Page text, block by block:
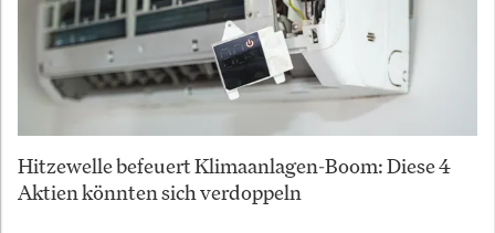
Hitzewelle befeuert Klimaanlagen-Boom: Diese 4
Aktien könnten sich verdoppeln